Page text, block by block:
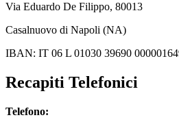
Via Eduardo De Filippo, 80013
Casalnuovo di Napoli (NA)
IBAN: IT 06 L 01030 39690
Recapiti Telefonici
Telefono: